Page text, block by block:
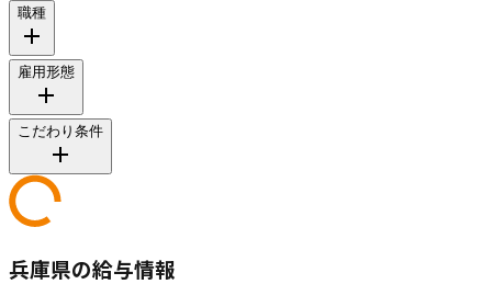
職種
雇用形態
こだわり条件
兵庫県の給与情報